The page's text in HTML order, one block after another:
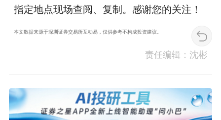
指定地点现场查阅、复制。感谢您的关注！
本文数据来源于深圳证券交易所互动易，仅供参考不构成投资建议。
责任编辑：沈彬